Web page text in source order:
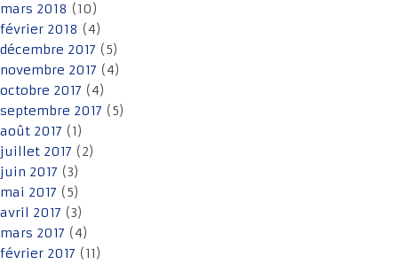
mars 2018 (10)
février 2018 (4)
décembre 2017 (5)
novembre 2017 (4)
octobre 2017 (4)
septembre 2017 (5)
août 2017 (1)
juillet 2017 (2)
juin 2017 (3)
mai 2017 (5)
avril 2017 (3)
mars 2017 (4)
février 2017 (11)